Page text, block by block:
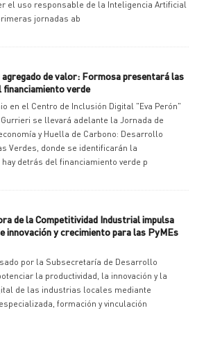
el uso responsable de la Inteligencia Artificial
jornadas ab
agregado de valor: Formosa presentará las
verde
en el Centro de Inclusión Digital "Eva Perón"
se llevará adelante la Jornada de
y Huella de Carbono: Desarrollo
Verdes, donde se identificarán la
detrás del financiamiento verde p
de la Competitividad Industrial impulsa
innovación y crecimiento para las PyMEs
por la Subsecretaría de Desarrollo
la productividad, la innovación y la
de las industrias locales mediante
formación y vinculación